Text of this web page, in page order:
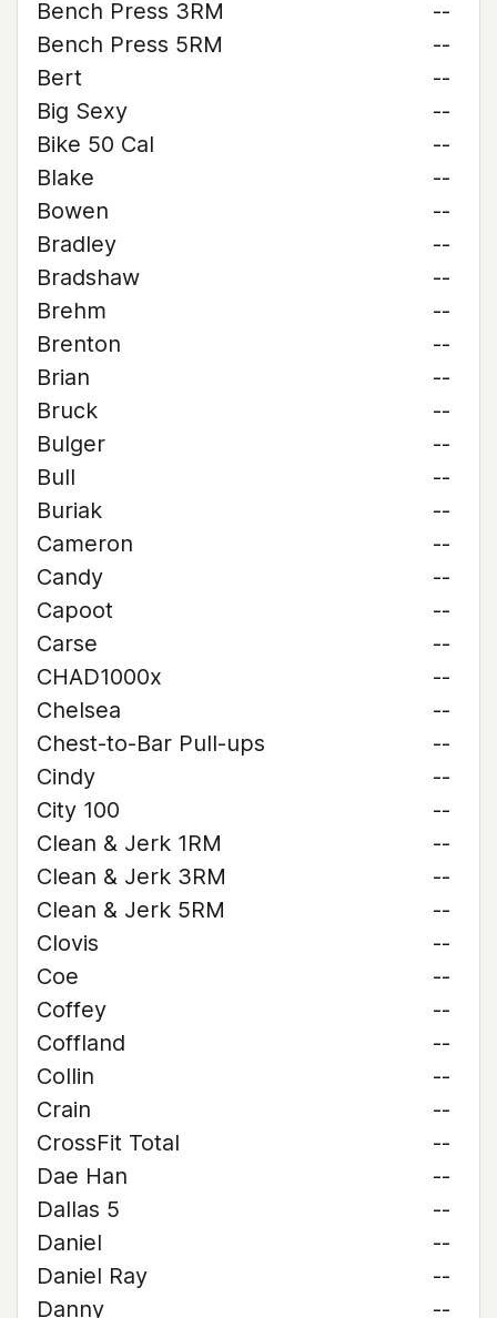
Bench Press 3RM
--
Bench Press 5RM
--
Bert
--
Big Sexy
--
Bike 50 Cal
--
Blake
--
Bowen
--
Bradley
--
Bradshaw
--
Brehm
--
Brenton
--
Brian
--
Bruck
--
Bulger
--
Bull
--
Buriak
--
Cameron
--
Candy
--
Capoot
--
Carse
--
CHAD1000x
--
Chelsea
--
Chest-to-Bar Pull-ups
--
Cindy
--
City 100
--
Clean & Jerk 1RM
--
Clean & Jerk 3RM
--
Clean & Jerk 5RM
--
Clovis
--
Coe
--
Coffey
--
Coffland
--
Collin
--
Crain
--
CrossFit Total
--
Dae Han
--
Dallas 5
--
Daniel
--
Daniel Ray
--
Danny
--